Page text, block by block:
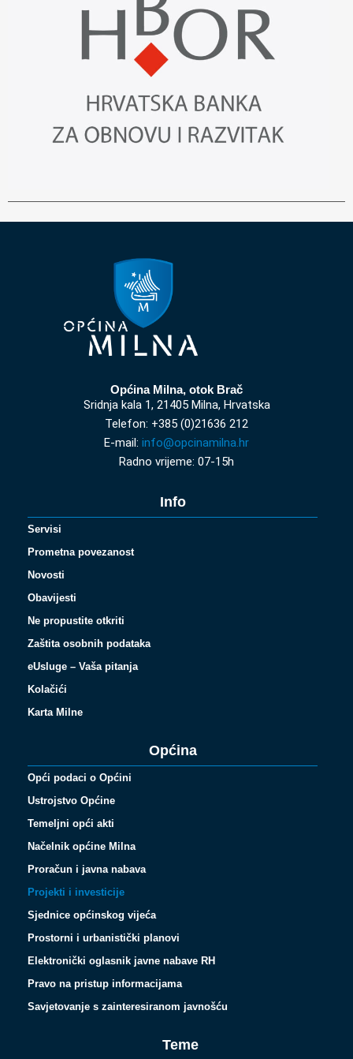
Općina Milna, otok Brač
Sridnja kala 1, 21405 Milna, Hrvatska
Telefon: +385 (0)21636 212
E-mail: info@opcinamilna.hr
Radno vrijeme: 07-15h
Info
Servisi
Prometna povezanost
Novosti
Obavijesti
Ne propustite otkriti
Zaštita osobnih podataka
eUsluge – Vaša pitanja
Kolačići
Karta Milne
Općina
Opći podaci o Općini
Ustrojstvo Općine
Temeljni opći akti
Načelnik općine Milna
Proračun i javna nabava
Projekti i investicije
Sjednice općinskog vijeća
Prostorni i urbanistički planovi
Elektronički oglasnik javne nabave RH
Pravo na pristup informacijama
Savjetovanje s zainteresiranom javnošću
Teme